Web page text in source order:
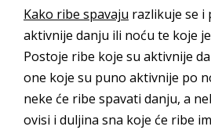
Kako ribe spavaju razlikuje se i
aktivnije danju ili noću te koje
Postoje ribe koje su aktivnije
one koje su puno aktivnije po
neke će ribe spavati danju, a
ovisi i duljina sna koje će ribe